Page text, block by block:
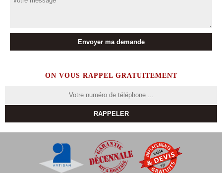
ON VOUS RAPPEL GRATUITEMENT